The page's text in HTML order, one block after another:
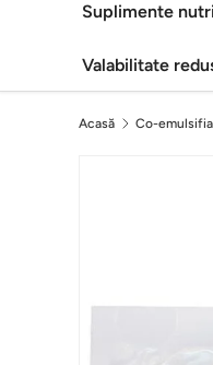
Suplimente
Valabilitate
Acasă Co-